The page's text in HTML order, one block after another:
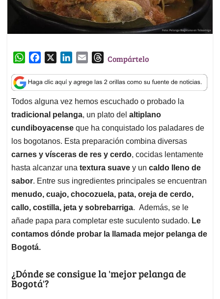
W
a
t
s
A
p
p
c
e
b
o
o
k
n
k
e
d
I
n
a
i
l
T
r
e
a
d
s
Compártelo
Todos alguna vez hemos escuchado o probado la
tradicional pelanga, un plato del altiplano
cundiboyacense que ha conquistado los paladares de
los bogotanos. Esta preparación combina diversas
carnes y vísceras de res y cerdo, cocidas lentamente
hasta alcanzar una textura suave y un caldo lleno de
sabor. Entre sus ingredientes principales se encuentran
menudo, cuajo, chocozuela, pata, oreja de cerdo,
callo, costilla, jeta y sobrebarriga. Además, se le
añade papa para completar este suculento sudado. Le
contamos dónde probar la llamada mejor pelanga de
Bogotá.
¿Dónde se consigue la 'mejor pelanga de
Bogotá'?